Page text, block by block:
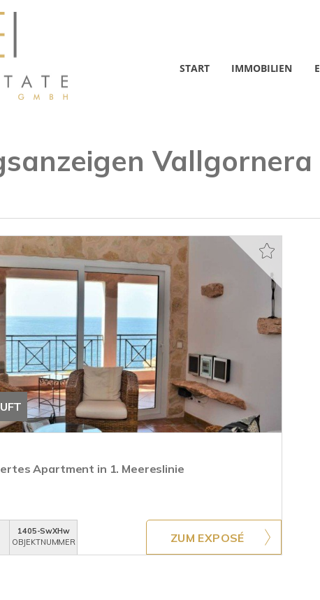
START IMMOBILIEN
Vallgornera
Apartment in 1. Meereslinie
1405-SwXHw
OBJEKTNUMMER
ZUM EXPOSÉ